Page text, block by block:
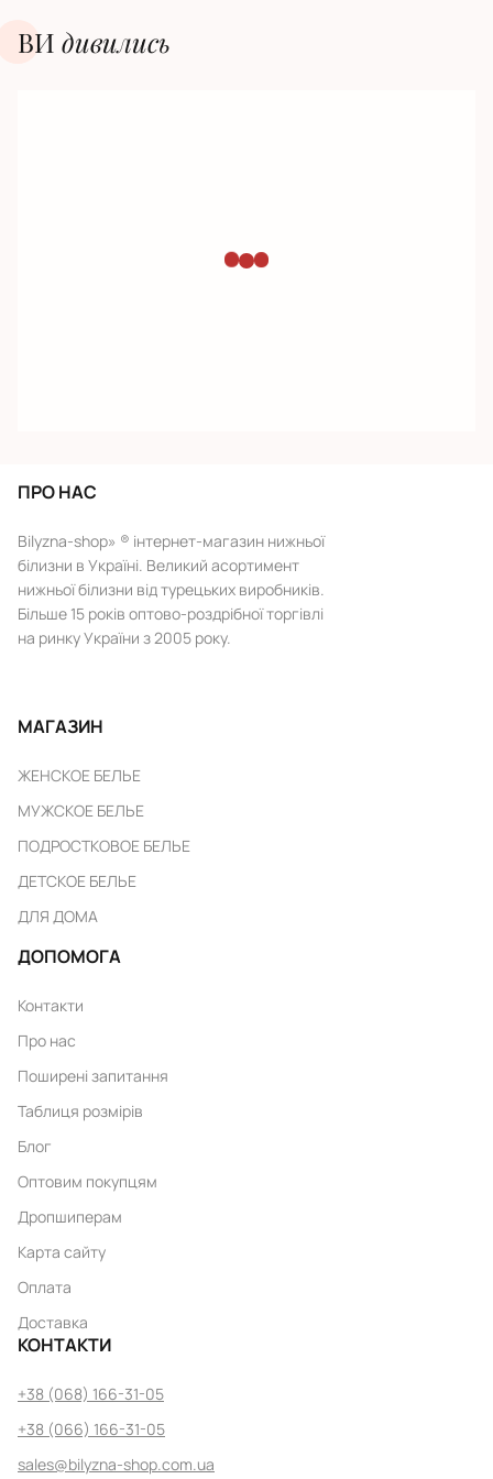
ВИ дивилиcь
ПРО НАС
Bilyzna-shop» ® інтернет-магазин нижньої
білизни в Україні. Великий асортимент
нижньої білизни від турецьких виробників.
Більше 15 років оптово-роздрібної торгівлі
на ринку України з 2005 року.
МАГАЗИН
ЖЕНСКОЕ БЕЛЬЕ
МУЖСКОЕ БЕЛЬЕ
ПОДРОСТКОВОЕ БЕЛЬЕ
ДЕТСКОЕ БЕЛЬЕ
ДЛЯ ДОМА
ДОПОМОГА
Контакти
Про нас
Поширені запитання
Таблиця розмірів
Блог
Оптовим покупцям
Дропшиперам
Карта сайту
Оплата
Доставка
КОНТАКТИ
+38 (068) 166-31-05
+38 (066) 166-31-05
sales@bilyzna-shop.com.ua